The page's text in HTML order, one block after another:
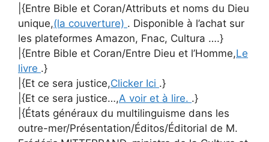
|{Entre Bible et Coran/Attributs et noms du Dieu
unique,(la couverture) . Disponible à l’achat sur
les plateformes Amazon, Fnac, Cultura ….}
|{Entre Bible et Coran/Entre Dieu et l’Homme,Le
livre .}
|{Et ce sera justice,Clicker Ici .}
|{Et ce sera justice…,A voir et à lire. .}
|{États généraux du multilinguisme dans les
outre-mer/Présentation/Éditos/Éditorial de M.